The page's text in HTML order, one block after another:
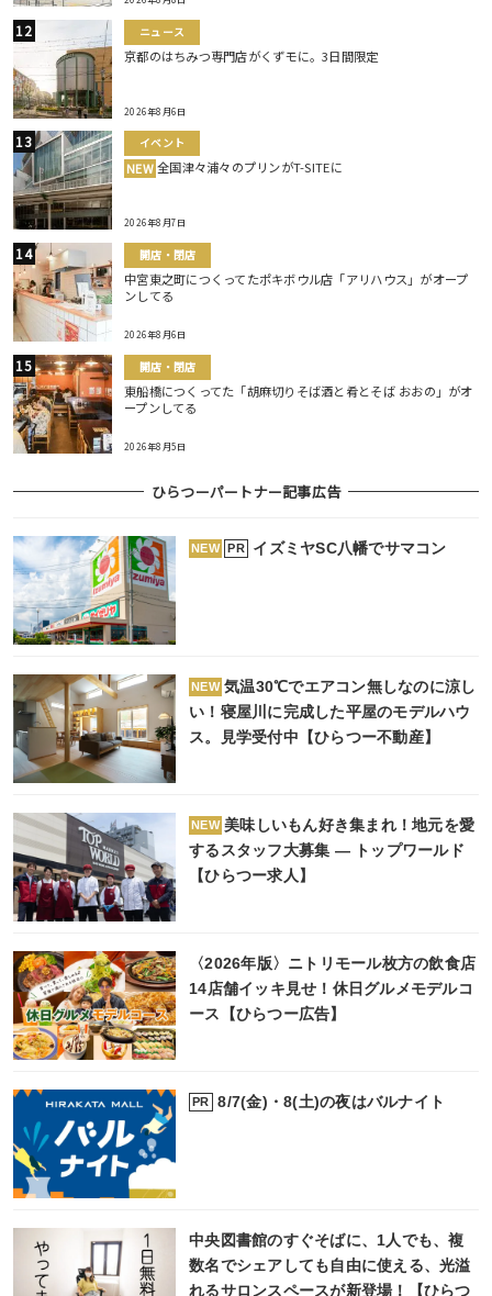
ニュース
京都のはちみつ専門店がくずモに。3日間限定
2026年8月6日
イベント
NEW 全国津々浦々のプリンがT-SITEに
2026年8月7日
開店・閉店
中宮東之町につくってたポキボウル店「アリハウス」がオープ
ンしてる
2026年8月6日
開店・閉店
東船橋につくってた「胡麻切りそば酒と肴とそば おおの」がオ
ープンしてる
2026年8月5日
ひらつーパートナー記事広告
NEW PR イズミヤSC八幡でサマコン
NEW 気温30℃でエアコン無しなのに涼し
い！寝屋川に完成した平屋のモデルハウ
ス。見学受付中【ひらつー不動産】
NEW 美味しいもん好き集まれ！地元を愛
するスタッフ大募集 ― トップワールド
【ひらつー求人】
〈2026年版〉ニトリモール枚方の飲食店
14店舗イッキ見せ！休日グルメモデルコ
ース【ひらつー広告】
PR 8/7(金)・8(土)の夜はバルナイト
中央図書館のすぐそばに、1人でも、複
数名でシェアしても自由に使える、光溢
れるサロンスペースが新登場！【ひらつ